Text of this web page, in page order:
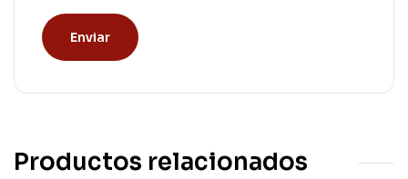
Productos relacionados